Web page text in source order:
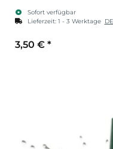
Sofort verfügbar
Lieferzeit: 1 - 3 Werktage DE
3,50 € *